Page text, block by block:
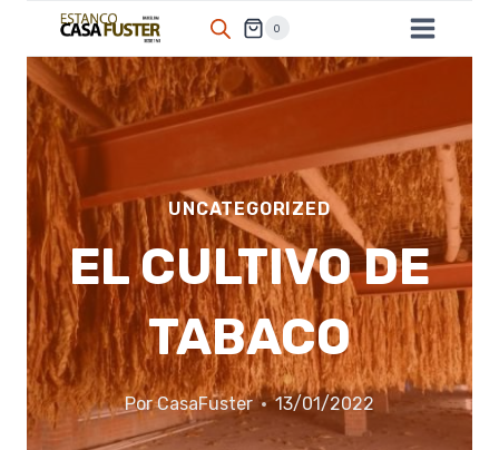
contenido
0
UNCATEGORIZED
EL CULTIVO DE
TABACO
PorCasaFuster 13/01/2022